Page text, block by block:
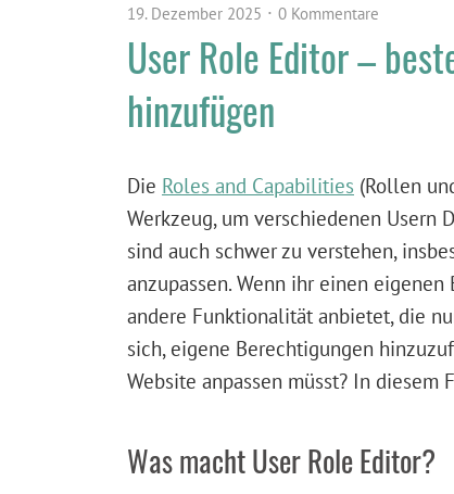
19. Dezember 2025 0 Kommentare
User Role Editor –
hinzufügen
Die Roles and Capabilities (Rollen
Werkzeug, um verschiedenen Usern
sind auch schwer zu verstehen,
anzupassen. Wenn ihr einen
andere Funktionalität anbietet, die
sich, eigene Berechtigungen
Website anpassen müsst? In diesem
Was macht User Role Editor?